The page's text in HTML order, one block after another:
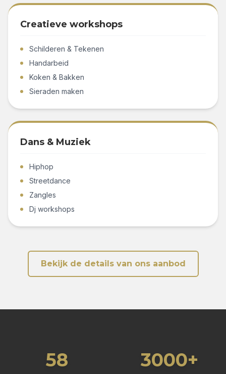
Creatieve workshops
Schilderen & Tekenen
Handarbeid
Koken & Bakken
Sieraden maken
Dans & Muziek
Hiphop
Streetdance
Zangles
Dj workshops
Bekijk de details van ons aanbod
58 3000+